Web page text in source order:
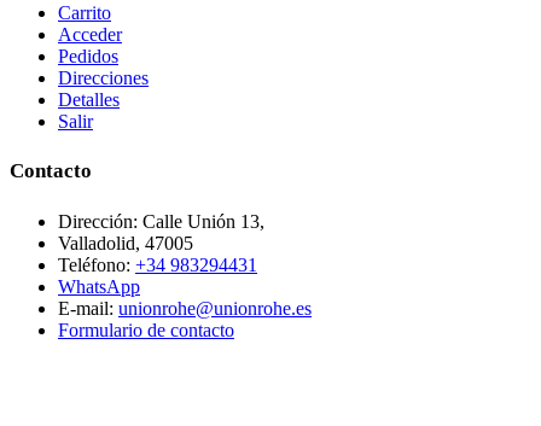
Carrito
Acceder
Pedidos
Direcciones
Detalles
Salir
Contacto
Dirección: Calle Unión 13,
Valladolid, 47005
Teléfono: +34 983294431
WhatsApp
E-mail: unionrohe@unionrohe.es
Formulario de contacto